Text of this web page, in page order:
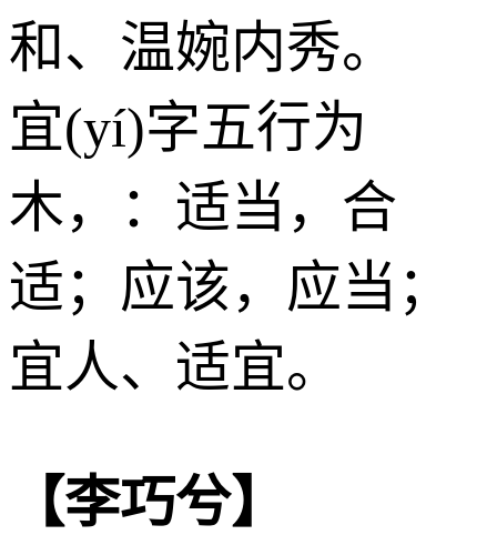
和、温婉内秀。
宜(yí)字五行为
木，：适当，合
适；应该，应当；
宜人、适宜。
【李巧兮】